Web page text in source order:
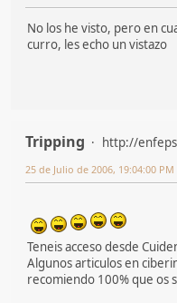
No los he visto, pero en
curro, les echo un vistazo
Tripping http://
25 de Julio de 2006, 19:04:00 PM
Teneis acceso desde
Algunos articulos en
recomiendo 100% que os